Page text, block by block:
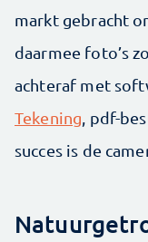
markt gebracht
daarmee foto’s
achteraf met
Tekening, pdf-
succes is de